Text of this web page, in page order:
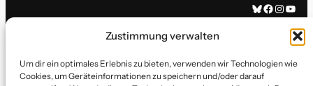
Zustimmung verwalten
Um dir ein optimales Erlebnis zu bieten, verwenden wir Technologien wie
Cookies, um Geräteinformationen zu speichern und/oder darauf
Bluesky Facebook InstagramYouTube